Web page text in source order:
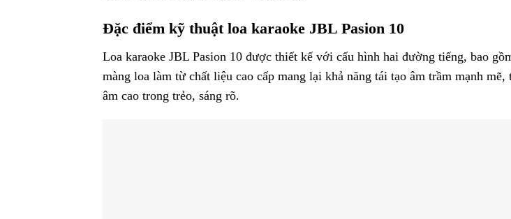
Đặc điểm kỹ thuật loa karaoke JBL Pasion 10
Loa karaoke JBL Pasion 10 được thiết kế với cấu hình hai đường tiếng, bao
màng loa làm từ chất liệu cao cấp mang lại khả năng tái tạo âm trầm mạnh
âm cao trong trẻo, sáng rõ.